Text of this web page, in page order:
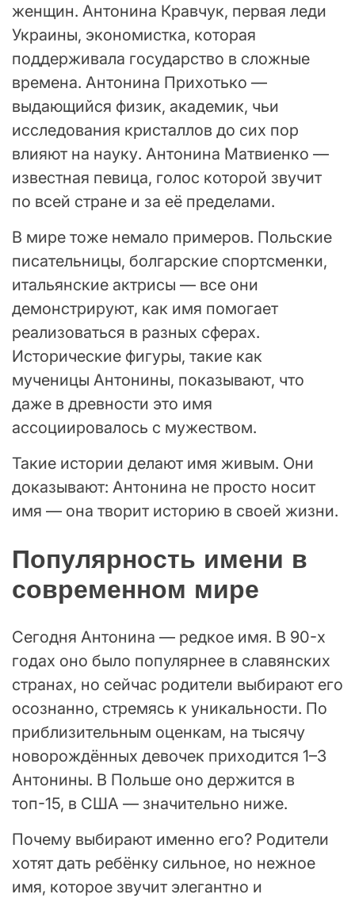
женщин. Антонина Кравчук, первая леди
Украины, экономистка, которая
поддерживала государство в сложные
времена. Антонина Прихотько —
выдающийся физик, академик, чьи
исследования кристаллов до сих пор
влияют на науку. Антонина Матвиенко —
известная певица, голос которой звучит
по всей стране и за её пределами.
В мире тоже немало примеров. Польские
писательницы, болгарские спортсменки,
итальянские актрисы — все они
демонстрируют, как имя помогает
реализоваться в разных сферах.
Исторические фигуры, такие как
мученицы Антонины, показывают, что
даже в древности это имя
ассоциировалось с мужеством.
Такие истории делают имя живым. Они
доказывают: Антонина не просто носит
имя — она творит историю в своей жизни.
Популярность имени в
современном мире
Сегодня Антонина — редкое имя. В 90-х
годах оно было популярнее в славянских
странах, но сейчас родители выбирают его
осознанно, стремясь к уникальности. По
приблизительным оценкам, на тысячу
новорождённых девочек приходится 1–3
Антонины. В Польше оно держится в
топ-15, в США — значительно ниже.
Почему выбирают именно его? Родители
хотят дать ребёнку сильное, но нежное
имя, которое звучит элегантно и